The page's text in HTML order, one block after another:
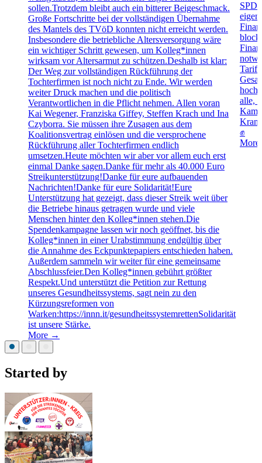
sollen.Trotzdem bleibt auch ein bitterer Beigeschmack.
Große Fortschritte bei der vollständigen Übernahme
des Mantels des TVöD konnten nicht erreicht werden.
Insbesondere die betriebliche Altersversorgung wäre
ein wichtiger Schritt gewesen, um Kolleg*innen
wirksam vor Altersarmut zu schützen.Deshalb ist klar:
Der Weg zur vollständigen Rückführung der
Tochterfirmen ist noch nicht zu Ende. Wir werden
weiter Druck machen und die politisch
Verantwortlichen in die Pflicht nehmen. Allen voran
Kai Wegener, Franziska Giffey, Steffen Krach und Ina
Czyborra. Sie müssen ihre Zusagen aus dem
Koalitionsvertrag einlösen und die versprochene
Rückführung aller Tochterfirmen endlich
umsetzen.Heute möchten wir aber vor allem euch erst
einmal Danke sagen.Danke für mehr als 40.000 Euro
Streikunterstützung!Danke für eure aufbauenden
Nachrichten!Danke für eure Solidarität!Eure
Unterstützung hat gezeigt, dass dieser Streik weit über
die Betriebe hinaus getragen wurde und viele
Menschen hinter den Kolleg*innen stehen.Die
Spendenkampagne lassen wir noch geöffnet, bis die
Kolleg*innen in einer Urabstimmung endgültig über
die Annahme des Eckpunktepapiers entschieden haben.
Außerdem sammeln wir weiter für eine gemeinsame
Abschlussfeier.Den Kolleg*innen gebührt größter
Respekt.Und unterstützt die Petition zur Rettung
unseres Gesundheitssystems, sagt nein zu den
Kürzungsreformen von
Warken:https://innn.it/gesundheitssystemrettenSolidarität
ist unsere Stärke.
More →
SPD
hoch
alle,
✊
Started by